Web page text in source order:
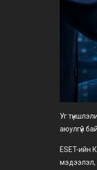
Уг
аюулгүй
ESET-ийн
мэдээлэл,